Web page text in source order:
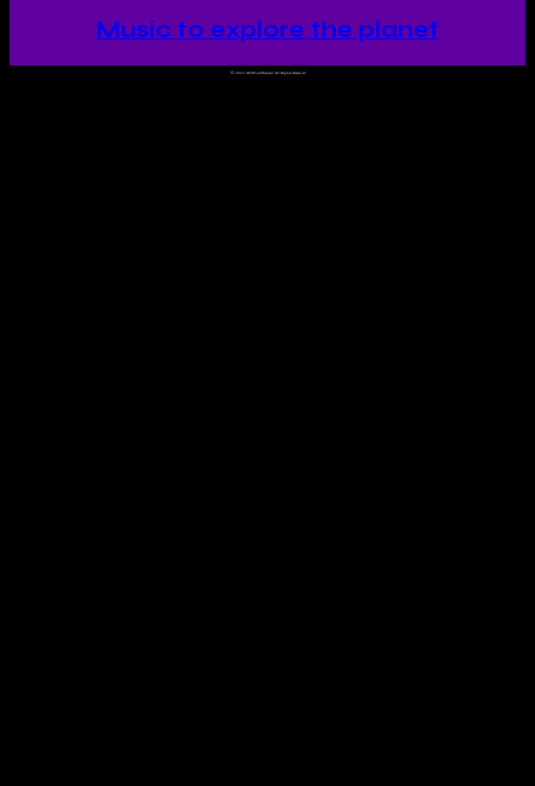
Music to explore the planet
© 2023 Ah!WorldMusic! All Rights Reserved